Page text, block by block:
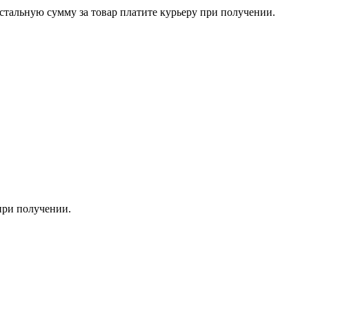
сумму за товар платите курьеру при получении.
получении.